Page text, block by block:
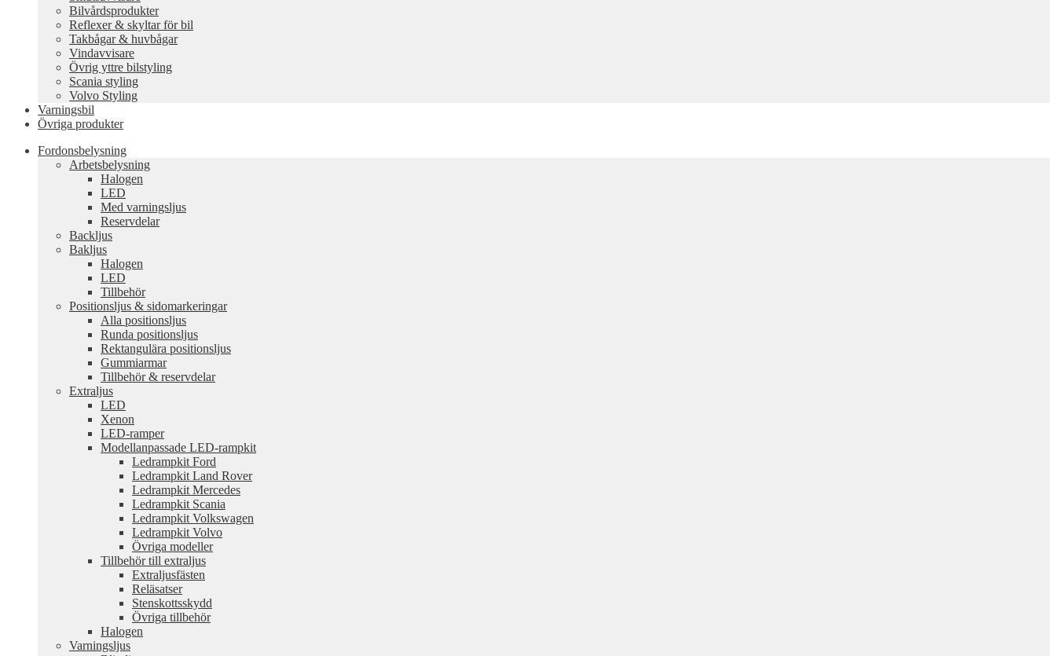
Bilvårdsprodukter
Reflexer & skyltar för bil
Takbågar & huvbågar
Vindavvisare
Övrig yttre bilstyling
Scania styling
Volvo Styling
Varningsbil
Övriga produkter
Fordonsbelysning
Arbetsbelysning
Halogen
LED
Med varningsljus
Reservdelar
Backljus
Bakljus
Halogen
LED
Tillbehör
Positionsljus & sidomarkeringar
Alla positionsljus
Runda positionsljus
Rektangulära positionsljus
Gummiarmar
Tillbehör & reservdelar
Extraljus
LED
Xenon
LED-ramper
Modellanpassade LED-rampkit
Ledrampkit Ford
Ledrampkit Land Rover
Ledrampkit Mercedes
Ledrampkit Scania
Ledrampkit Volkswagen
Ledrampkit Volvo
Övriga modeller
Tillbehör till extraljus
Extraljusfästen
Reläsatser
Stenskottsskydd
Övriga tillbehör
Halogen
Varningsljus